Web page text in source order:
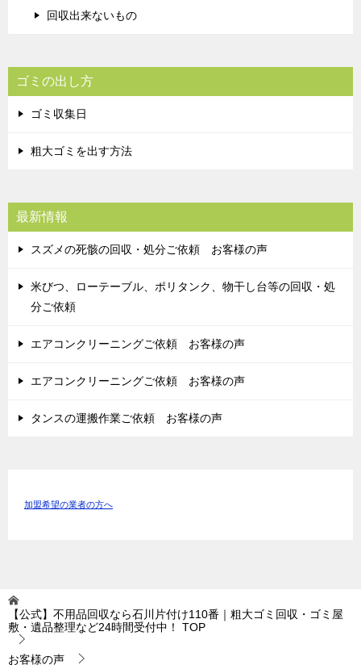
回収出来ないもの
ゴミの出し方
ゴミ収集日
粗大ゴミを出す方法
最新情報
スズメの死骸の回収・処分ご依頼 お客様の声
米びつ、ローテーブル、ポリタンク、物干し台等の回収・処
分ご依頼
エアコンクリーニングご依頼 お客様の声
エアコンクリーニングご依頼 お客様の声
タンスの運搬作業ご依頼 お客様の声
加盟希望の業者の方へ
【公式】不用品回収なら石川片付け110番｜粗大ゴミ回収・ゴミ屋
敷・遺品整理など24時間受付中！
TOP
お客様の声